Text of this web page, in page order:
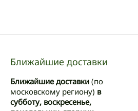
Ближайшие доставки
Ближайшие доставки (по
московскому региону) в
субботу, воскресенье,